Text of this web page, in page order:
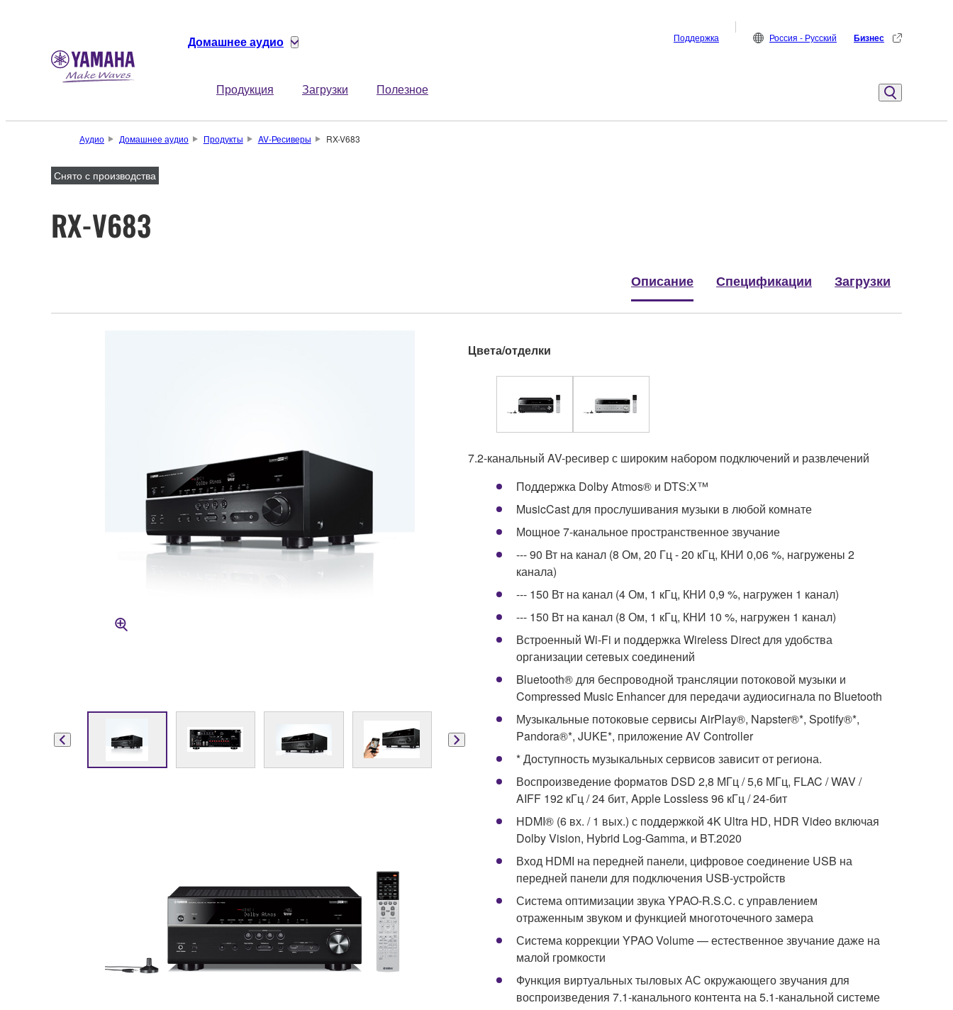
Домашнее аудио
Продукция Загрузки Полезное
Поддержка Россия - Русский Бизнес
Аудио Домашнее аудио Продукты AV-Ресиверы RX-V683
Снято с производства
RX-V683
Описание Спецификации Загрузки
Цвета/отделки
7.2-канальный AV-ресивер с широким набором подключений и развлечений
Поддержка Dolby Atmos® и DTS:X™
MusicCast для прослушивания музыки в любой комнате
Мощное 7-канальное пространственное звучание
--- 90 Вт на канал (8 Ом, 20 Гц - 20 кГц, КНИ 0,06 %, нагружены 2
канала)
--- 150 Вт на канал (4 Ом, 1 кГц, КНИ 0,9 %, нагружен 1 канал)
--- 150 Вт на канал (8 Ом, 1 кГц, КНИ 10 %, нагружен 1 канал)
Встроенный Wi-Fi и поддержка Wireless Direct для удобства
организации сетевых соединений
Bluetooth® для беспроводной трансляции потоковой музыки и
Compressed Music Enhancer для передачи аудиосигнала по Bluetooth
Музыкальные потоковые сервисы AirPlay®, Napster®*, Spotify®*,
Pandora®*, JUKE*, приложение AV Controller
* Доступность музыкальных сервисов зависит от региона.
Воспроизведение форматов DSD 2,8 МГц / 5,6 МГц, FLAC / WAV /
AIFF 192 кГц / 24 бит, Apple Lossless 96 кГц / 24-бит
HDMI® (6 вх. / 1 вых.) с поддержкой 4K Ultra HD, HDR Video включая
Dolby Vision, Hybrid Log-Gamma, и BT.2020
Вход HDMI на передней панели, цифровое соединение USB на
передней панели для подключения USB-устройств
Система оптимизации звука YPAO-R.S.C. с управлением
отраженным звуком и функцией многоточечного замера
Система коррекции YPAO Volume — естественное звучание даже на
малой громкости
Функция виртуальных тыловых АС окружающего звучания для
воспроизведения 7.1-канального контента на 5.1-канальной системе